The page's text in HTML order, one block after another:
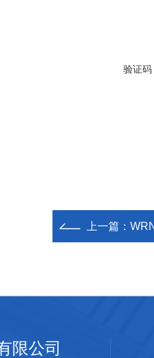
验证码
上一篇：
限公司